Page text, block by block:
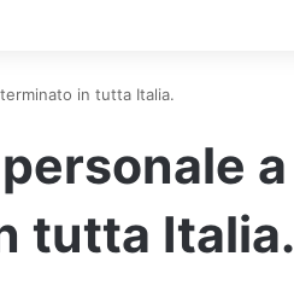
in tutta Italia.
a
tutta Italia.